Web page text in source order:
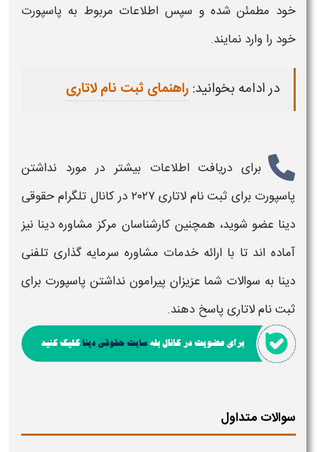
خود مطمئن شده و سپس اطلاعات مربوط به پاسپورت
خود را وارد نمایند.
در ادامه بخوانید:راهنمای ثبت نام لاتاری
برای دریافت اطلاعات بیشتر در مورد نداشتن
پاسپورت برای ثبت نام لاتاری ۲۰۲۷
در کانال تلگرام حقوقی
دینا عضو شوید، همچنین کارشناسان مرکز مشاوره دینا نیز
آماده اند تا با ارائه خدمات مشاوره سرمایه گذاری تلفنی
دینا به سوالات شما عزیزان پیراموننداشتن پاسپورت برای
ثبت نام لاتاریپاسخ دهند.
سوالات متداول